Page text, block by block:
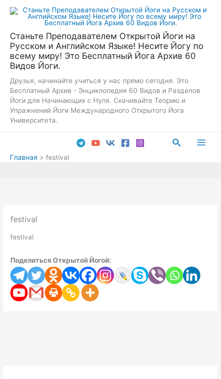
Перейти
Станьте Преподавателем Открытой Йоги на
Русском и Английском Языке! Несите Йогу по
всему миру! Это Бесплатный Йога Архив 60
Видов Йоги.
Друзья, начинайте учиться у нас прямо сегодня. Это
Бесплатный Архив - Энциклопедия 60 Видов и Разделов
Йоги для Начинающих с Нуля. Скачивайте Теорию и
Упражнений Йоги Международного Открытого Йога
Университета.
Поиск
Главная festival
festival
festival
Поделиться Открытой Йогой: